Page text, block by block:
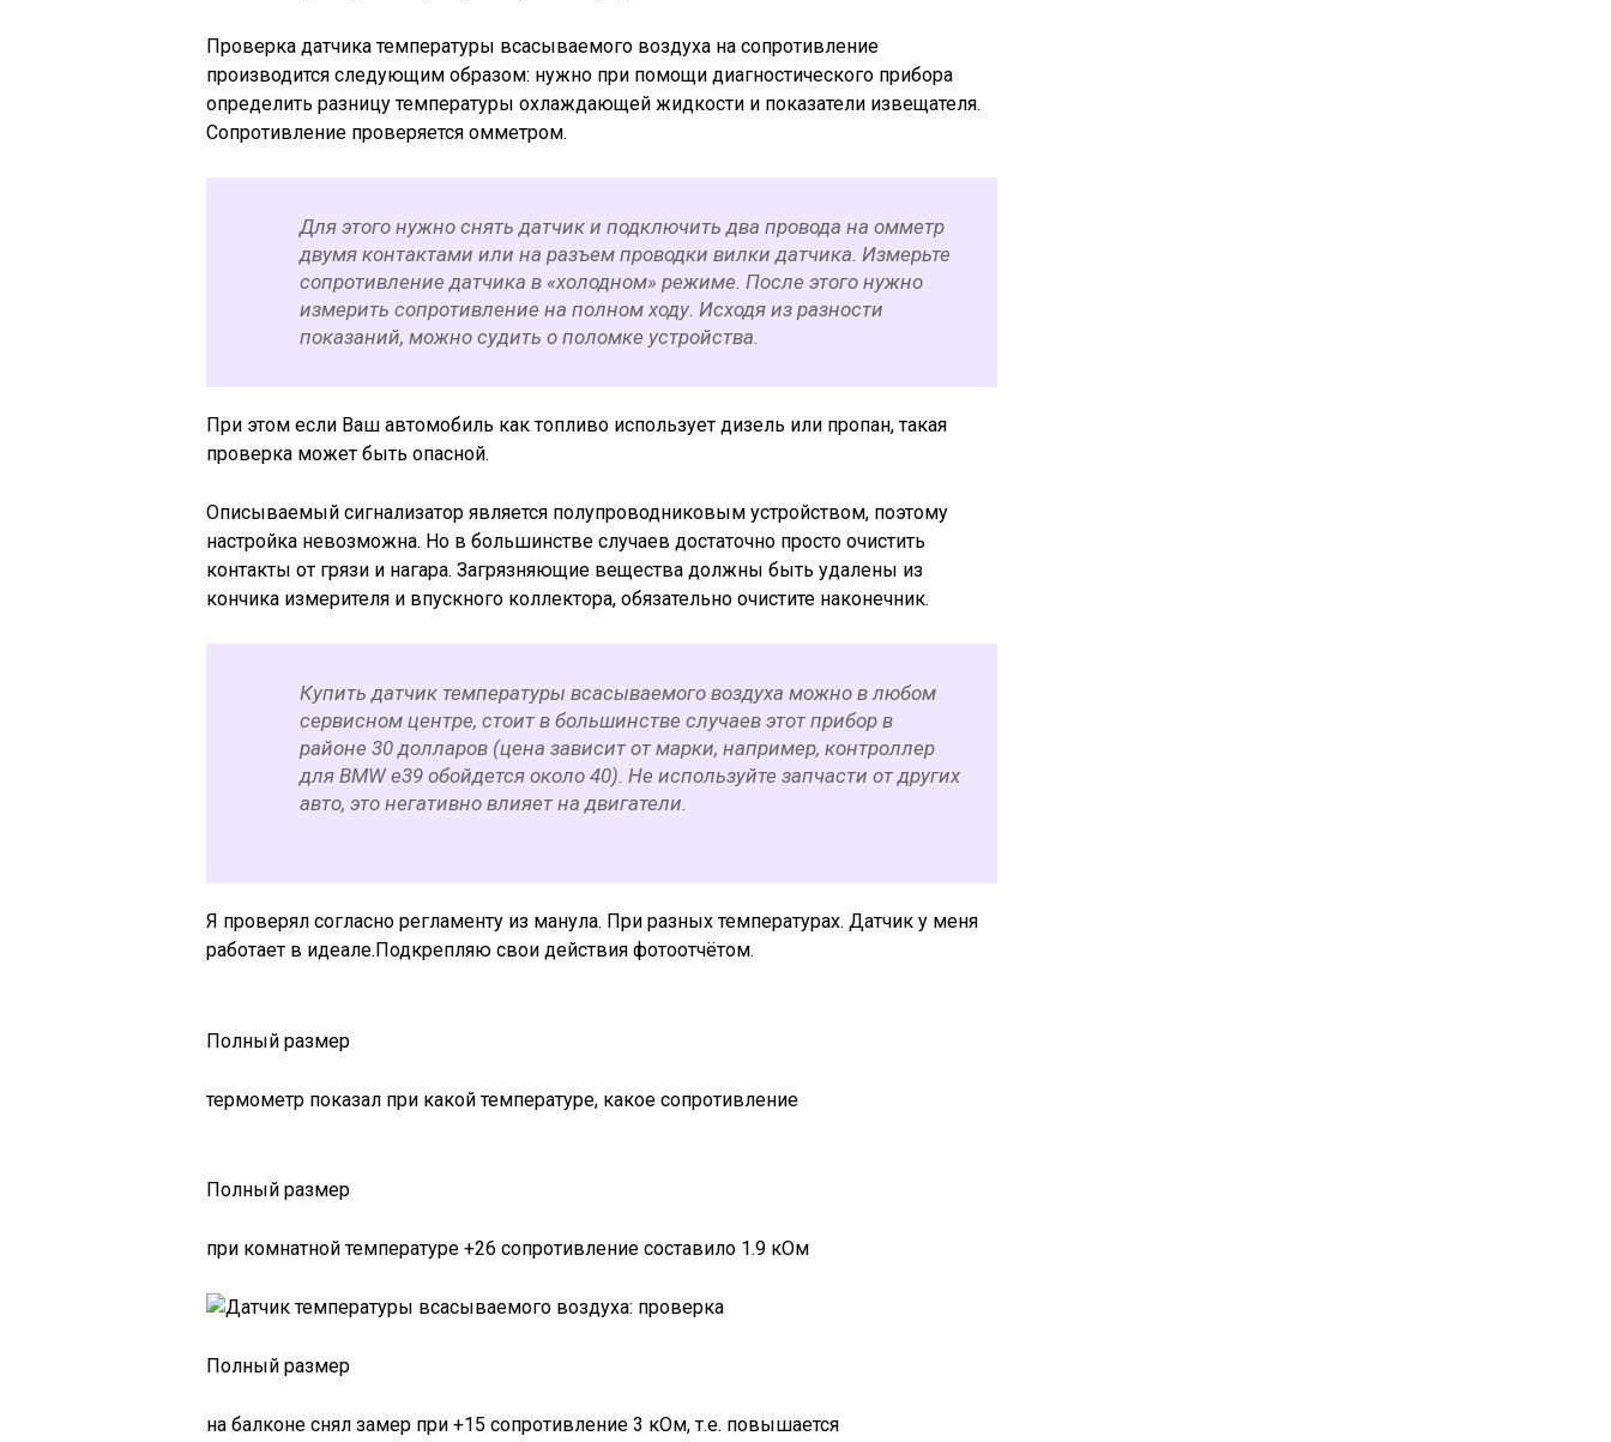
Проверка датчика температуры всасываемого воздуха на сопротивление
производится следующим образом: нужно при помощи диагностического прибора
определить разницу температуры охлаждающей жидкости и показатели извещателя.
Сопротивление проверяется омметром.
Для этого нужно снять датчик и подключить два провода на омметр
двумя контактами или на разъем проводки вилки датчика. Измерьте
сопротивление датчика в «холодном» режиме. После этого нужно
измерить сопротивление на полном ходу. Исходя из разности
показаний, можно судить о поломке устройства.
При этом если Ваш автомобиль как топливо использует дизель или пропан, такая
проверка может быть опасной.
Описываемый сигнализатор является полупроводниковым устройством, поэтому
настройка невозможна. Но в большинстве случаев достаточно просто очистить
контакты от грязи и нагара. Загрязняющие вещества должны быть удалены из
кончика измерителя и впускного коллектора, обязательно очистите наконечник.
Купить датчик температуры всасываемого воздуха можно в любом
сервисном центре, стоит в большинстве случаев этот прибор в
районе 30 долларов (цена зависит от марки, например, контроллер
для BMW е39 обойдется около 40). Не используйте запчасти от других
авто, это негативно влияет на двигатели.
Я проверял согласно регламенту из манула. При разных температурах. Датчик у меня
работает в идеале.Подкрепляю свои действия фотоотчётом.
Полный размер
термометр показал при какой температуре, какое сопротивление
Полный размер
при комнатной температуре +26 сопротивление составило 1.9 кОм
Полный размер
на балконе снял замер при +15 сопротивление 3 кОм, т.е. повышается